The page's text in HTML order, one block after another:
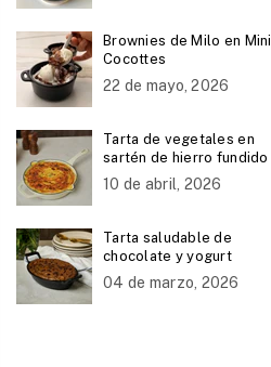
Brownies de Milo en Mini
Cocottes
22 de mayo, 2026
Tarta de vegetales en
sartén de hierro fundido
10 de abril, 2026
Tarta saludable de
chocolate y yogurt
04 de marzo, 2026